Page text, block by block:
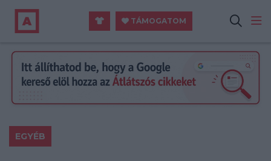
TÁMOGATOM
EGYÉB